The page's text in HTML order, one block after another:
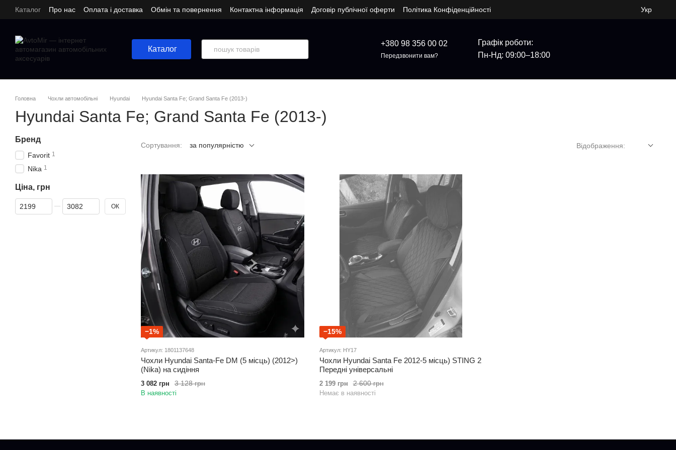
Перейти до основного контенту
Каталог Про нас Оплата і доставка Обмін та повернення Контактна інформація Договір публічної оферти Політика Конфіденційності Укр
Каталог
+380 98 356 00 02
Передзвонити вам?
Графік роботи:
Пн-Нд: 09:00–18:00
Головна Чохли автомобільні Hyundai Hyundai Santa Fe; Grand Santa Fe (2013-)
Hyundai Santa Fe; Grand Santa Fe (2013-)
Сортування: за популярністю Відображення:
−1%
Артикул: 1801137648
Чохли Hyundai Santa-Fe DM (5 місць) (2012>)
(Nika) на сидіння
3 128 грн
3 082 грн
В наявності
−15%
Артикул: HY17
Чохли Hyundai Santa Fe 2012-5 місць) STING 2
Передні універсальні
2 600 грн
2 199 грн
Немає в наявності
Бренд
Favorit 1
Nika 1
Ціна, грн
Від Ціна, грн
До Ціна, грн ОК